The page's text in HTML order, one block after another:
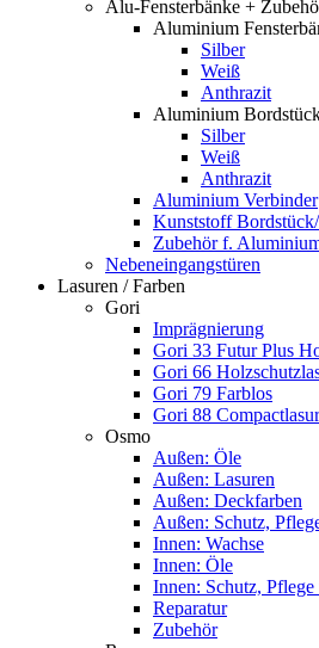
Alu-Fensterbänke +
Aluminium
Silber
Weiß
Anthrazit
Aluminium
Silber
Weiß
Anthrazit
Aluminium Verbinder
Kunststoff
Zubehör f.
Nebeneingangstüren
Lasuren / Farben
Gori
Imprägnierung
Gori 33 Futur Plus
Gori 66
Gori 79 Farblos
Gori 88 Compactlasur
Osmo
Außen: Öle
Außen: Lasuren
Außen: Deckfarben
Außen: Schutz,
Innen: Wachse
Innen: Öle
Innen: Schutz,
Reparatur
Zubehör